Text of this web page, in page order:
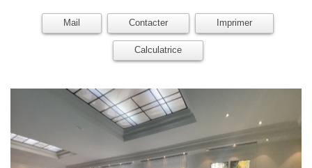
Mail Contacter Imprimer
Calculatrice